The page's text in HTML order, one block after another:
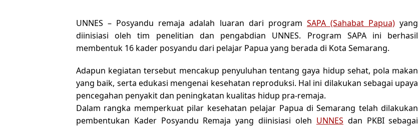
UNNES – Posyandu remaja adalah luaran dari program SAPA (Sahabat Papua) yang
diinisiasi oleh tim penelitian dan pengabdian UNNES. Program SAPA ini berhasil
membentuk 16 kader posyandu dari pelajar Papua yang berada di Kota Semarang.
Adapun kegiatan tersebut mencakup penyuluhan tentang gaya hidup sehat, pola makan
yang baik, serta edukasi mengenai kesehatan reproduksi. Hal ini dilakukan sebagai upaya
pencegahan penyakit dan peningkatan kualitas hidup pra-remaja.
Dalam rangka memperkuat pilar kesehatan pelajar Papua di Semarang telah dilakukan
pembentukan Kader Posyandu Remaja yang diinisiasi oleh UNNES dan PKBI sebagai